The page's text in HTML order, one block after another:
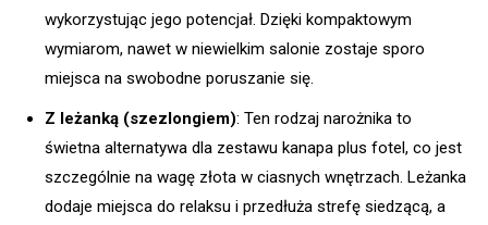
wykorzystując jego potencjał. Dzięki kompaktowym
wymiarom, nawet w niewielkim salonie zostaje sporo
miejsca na swobodne poruszanie się.
Z leżanką (szezlongiem): Ten rodzaj narożnika to
świetna alternatywa dla zestawu kanapa plus fotel, co jest
szczególnie na wagę złota w ciasnych wnętrzach. Leżanka
dodaje miejsca do relaksu i przedłuża strefę siedzącą, a